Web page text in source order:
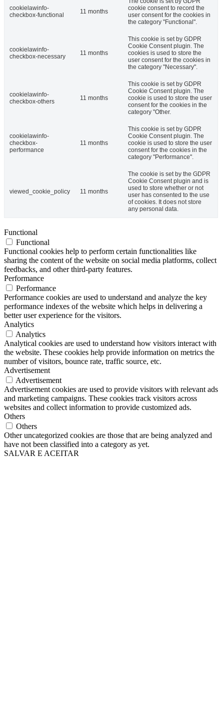
cookielawinfo-
checkbox-functional
11 months
cookie consent to record the
user consent for the cookies in
the category "Functional".
cookielawinfo-
checkbox-necessary
11 months
This cookie is set by GDPR
Cookie Consent plugin. The
cookies is used to store the
user consent for the cookies in
the category "Necessary".
cookielawinfo-
checkbox-others
11 months
This cookie is set by GDPR
Cookie Consent plugin. The
cookie is used to store the user
consent for the cookies in the
category "Other.
cookielawinfo-
checkbox-
performance
11 months
This cookie is set by GDPR
Cookie Consent plugin. The
cookie is used to store the user
consent for the cookies in the
category "Performance".
viewed_cookie_policy 11 months
The cookie is set by the GDPR
Cookie Consent plugin and is
used to store whether or not
user has consented to the use
of cookies. It does not store
any personal data.
Functional
Functional
Functional cookies help to perform certain functionalities like
sharing the content of the website on social media platforms, collect
feedbacks, and other third-party features.
Performance
Performance
Performance cookies are used to understand and analyze the key
performance indexes of the website which helps in delivering a
better user experience for the visitors.
Analytics
Analytics
Analytical cookies are used to understand how visitors interact with
the website. These cookies help provide information on metrics the
number of visitors, bounce rate, traffic source, etc.
Advertisement
Advertisement
Advertisement cookies are used to provide visitors with relevant ads
and marketing campaigns. These cookies track visitors across
websites and collect information to provide customized ads.
Others
Others
Other uncategorized cookies are those that are being analyzed and
have not been classified into a category as yet.
SALVAR E ACEITAR